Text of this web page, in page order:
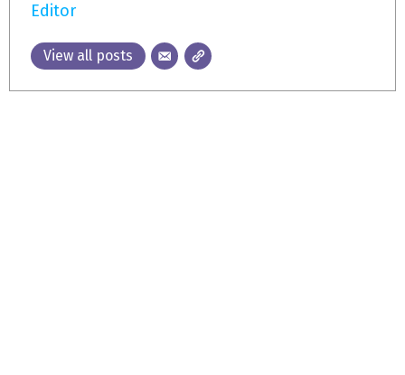
Editor
View all posts